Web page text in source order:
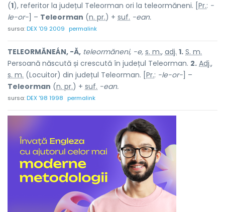
(1), referitor la județul Teleorman ori la teleormăneni. [ Pr.: -
le-or- ] – Teleorman (n. pr.) + suf. -ean.
sursa:DEX '09 2009 permalink
TELEORMĂNEÁN, -Ă, teleormăneni, -e, s. m., adj. 1. S. m.
Persoană născută și crescută în județul Teleorman. 2. Adj.,
s. m. (Locuitor) din județul Teleorman. [ Pr.: -le-or- ] –
Teleorman (n. pr.) + suf. -ean.
sursa:DEX '98 1998 permalink